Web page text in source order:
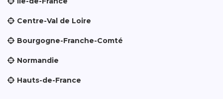
Centre-Val de Loire
Bourgogne-Franche-Comté
Normandie
Hauts-de-France